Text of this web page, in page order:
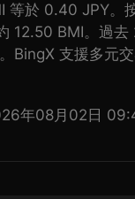
等於 0.40 JPY。
12.50 BMI。過去
BingX 支援多元
年08月02日